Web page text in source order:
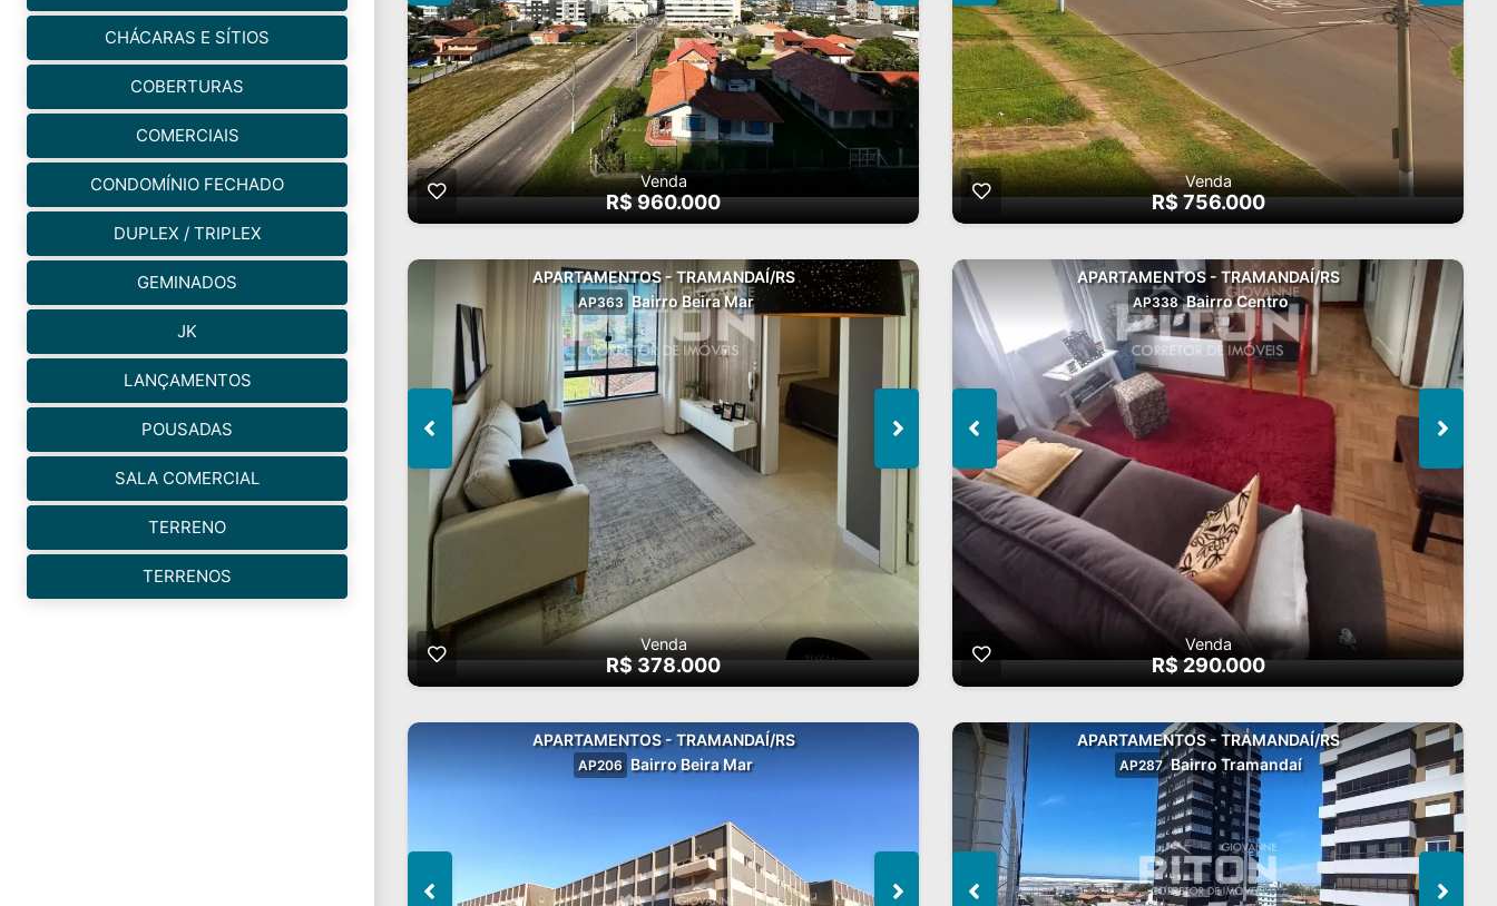
CHÁCARAS E SÍTIOS
COBERTURAS
COMERCIAIS
CONDOMÍNIO FECHADO
DUPLEX / TRIPLEX
GEMINADOS
JK
LANÇAMENTOS
POUSADAS
SALA COMERCIAL
TERRENO
TERRENOS
Venda
R$ 960.000
Venda
R$ 756.000
APARTAMENTOS - TRAMANDAÍ/RS
AP363 Bairro Beira Mar
Venda
R$ 378.000
APARTAMENTOS - TRAMANDAÍ/RS
AP338 Bairro Centro
Venda
R$ 290.000
APARTAMENTOS - TRAMANDAÍ/RS
AP206 Bairro Beira Mar
APARTAMENTOS - TRAMANDAÍ/RS
AP287 Bairro Tramandaí